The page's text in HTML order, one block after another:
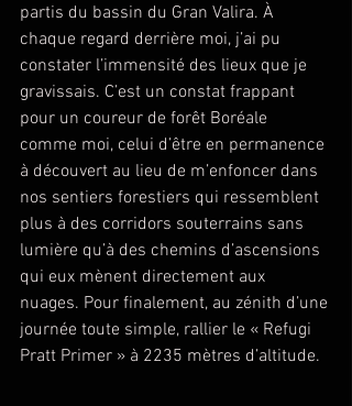
partis du bassin du Gran Valira. À
chaque regard derrière moi, j’ai pu
constater l’immensité des lieux que je
gravissais. C’est un constat frappant
pour un coureur de forêt Boréale
comme moi, celui d’être en permanence
à découvert au lieu de m’enfoncer dans
nos sentiers forestiers qui ressemblent
plus à des corridors souterrains sans
lumière qu’à des chemins d’ascensions
qui eux mènent directement aux
nuages. Pour finalement, au zénith d’une
journée toute simple, rallier le « Refugi
Pratt Primer » à 2235 mètres d’altitude.